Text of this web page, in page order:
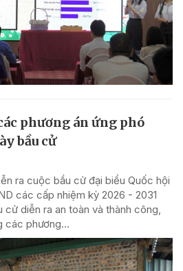
phương án ứng phó
bầu cử
ra cuộc bầu cử đại biểu Quốc hội
các cấp nhiệm kỳ 2026 - 2031
cử diễn ra an toàn và thành công,
các phương...